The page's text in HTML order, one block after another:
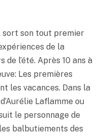
sort son tout premier
de la
l’été. Après 10 ans à
Les premières
les vacances. Dans la
Laflamme ou
le personnage de
balbutiements des